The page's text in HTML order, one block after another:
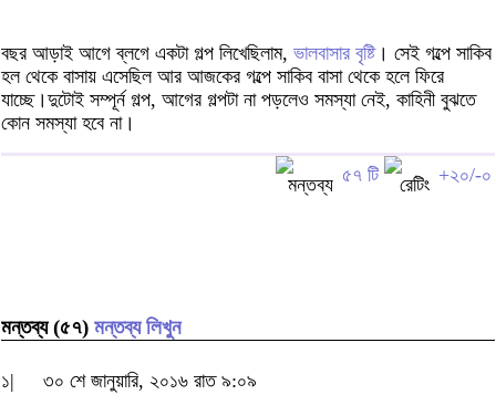
বছর আড়াই আগে ব্লগে একটা গল্প লিখেছিলাম, ভালবাসার বৃষ্টি। সেই গল্পে সাকিব
হল থেকে বাসায় এসেছিল আর আজকের গল্পে সাকিব বাসা থেকে হলে ফিরে
যাচ্ছে।দুটোই সম্পূর্ন গল্প, আগের গল্পটা না পড়লেও সমস্যা নেই, কাহিনী বুঝতে
কোন সমস্যা হবে না।
৫৭ টি +২০/-০
মন্তব্য (৫৭) মন্তব্য লিখুন
১|
৩০ শে জানুয়ারি, ২০১৬ রাত ৯:০৯